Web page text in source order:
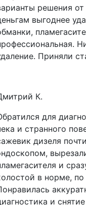
решения
выгоднее
Приняли
К.
для
и странного
дизеля
и
в норме,
и